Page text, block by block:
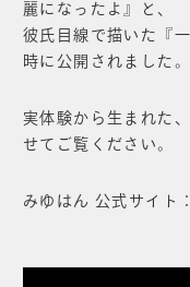
麗になったよ』と、
彼氏目線で描いた『
時に公開されました。
実体験から生まれた
せてご覧ください。
みゆはん 公式サイト：